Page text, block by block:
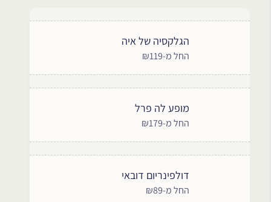
הגלקסיה של איה
החל מ-₪119
מופע לה פרל
החל מ-₪179
דולפינריום דובאי
החל מ-₪89